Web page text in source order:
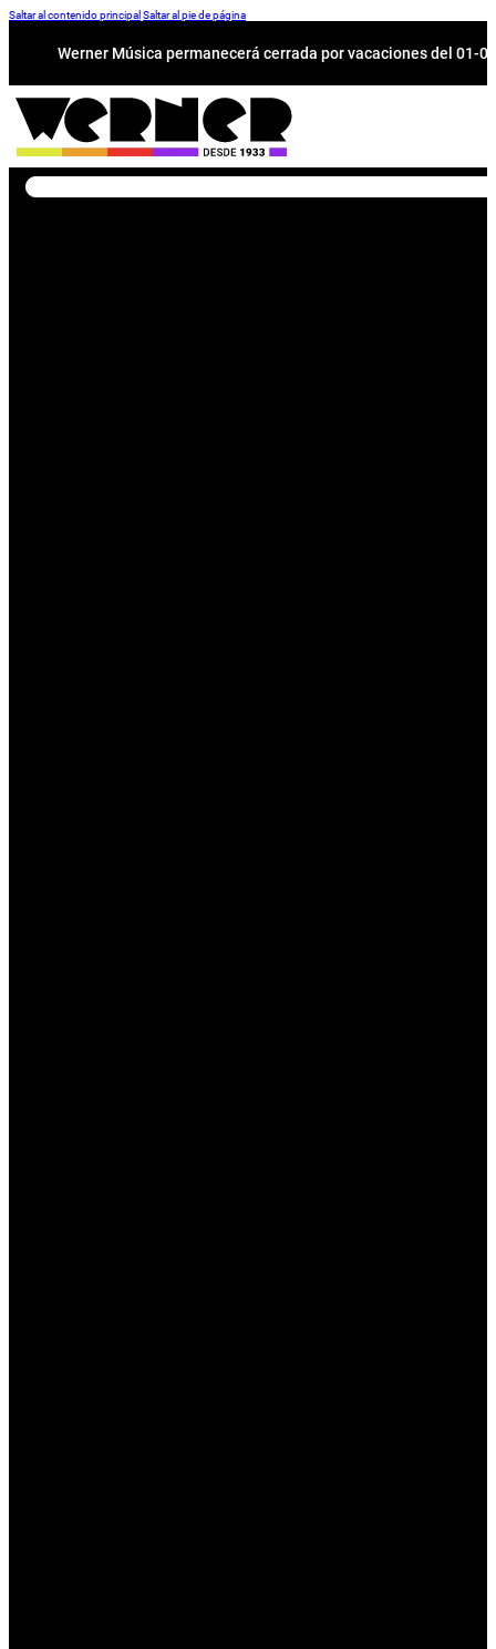
Saltar al contenido principal Saltar al pie de página
Werner Música permanecerá cerrada por vacaciones del 01-
Buscar